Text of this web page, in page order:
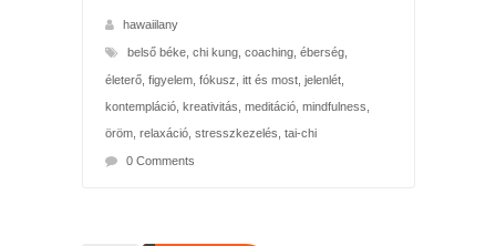
hawaiilany
belső béke, chi kung, coaching, éberség,
életerő, figyelem, fókusz itt és most, jelenlét,
kontempláció, kreativitás meditáció, mindfulness
öröm, relaxáció, stresszkezelés tai-chi
0 Comments